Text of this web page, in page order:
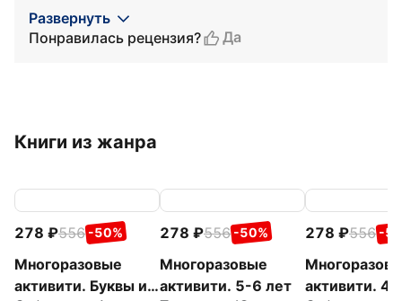
Развернуть
Понравилась рецензия?
Да
Книги из жанра
278 556 -50%
Многоразовые
активити. Буквы и
278 556 -50%
Многоразовые
активити. 5-6 лет
278 556 -
активити. 4-